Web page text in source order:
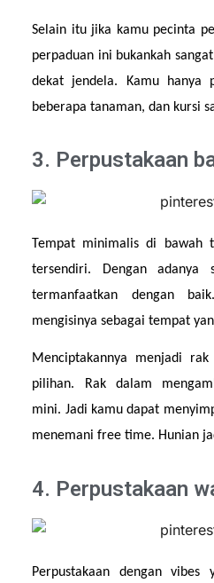
Selain itu jika kamu pecinta
perpaduan ini bukankah
dekat jendela. Kamu hanya
beberapa tanaman, dan kursi
3. Perpustakaan
Tempat minimalis di bawah
tersendiri. Dengan adanya
termanfaatkan dengan
mengisinya sebagai tempat
Menciptakannya menjadi
pilihan. Rak dalam
mini. Jadi kamu dapat
menemani free time. Hunian
4. Perpustakaan
Perpustakaan dengan